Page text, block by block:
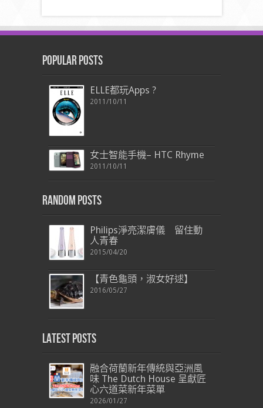
Popular Posts
ELLE都玩Apps ?
2011/10/11
女士智能手機– HTC Rhyme
2011/10/11
Random Posts
Philips淨亮潔膚儀 留住動
人青春
2015/04/20
【青色龜頭，淑女好逑】
2016/05/27
Latest Posts
融合荷蘭新年傳統與亞洲風
味 The Dutch House 呈獻匠
心六道菜新年菜單
2026/01/27